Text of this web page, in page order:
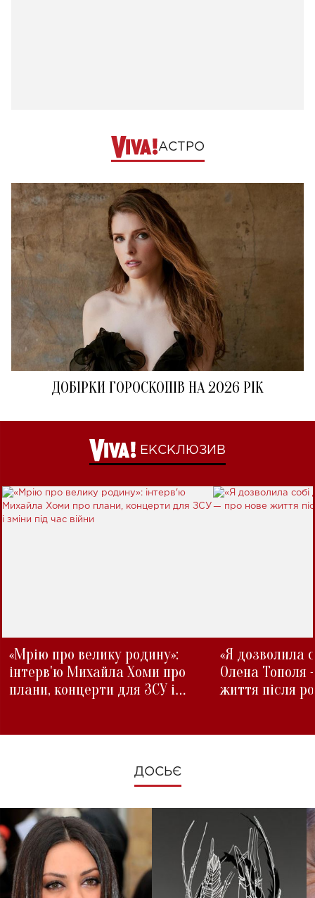
АСТРО
ДОБІРКИ ГОРОСКОПІВ НА 2026 РІК
ЕКСКЛЮЗИВ
«Мрію про велику родину»:
інтерв'ю Михайла Хоми про
плани, концерти для ЗСУ і
«Я дозволила
Олена Тополя
життя після
ДОСЬЄ